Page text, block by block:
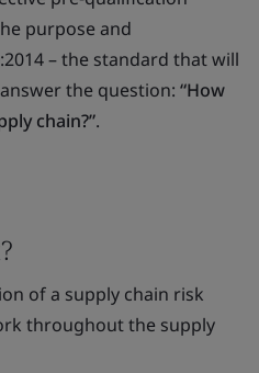
purpose and
– the standard that will
the question: “How
chain?”.
of a supply chain risk
throughout the supply